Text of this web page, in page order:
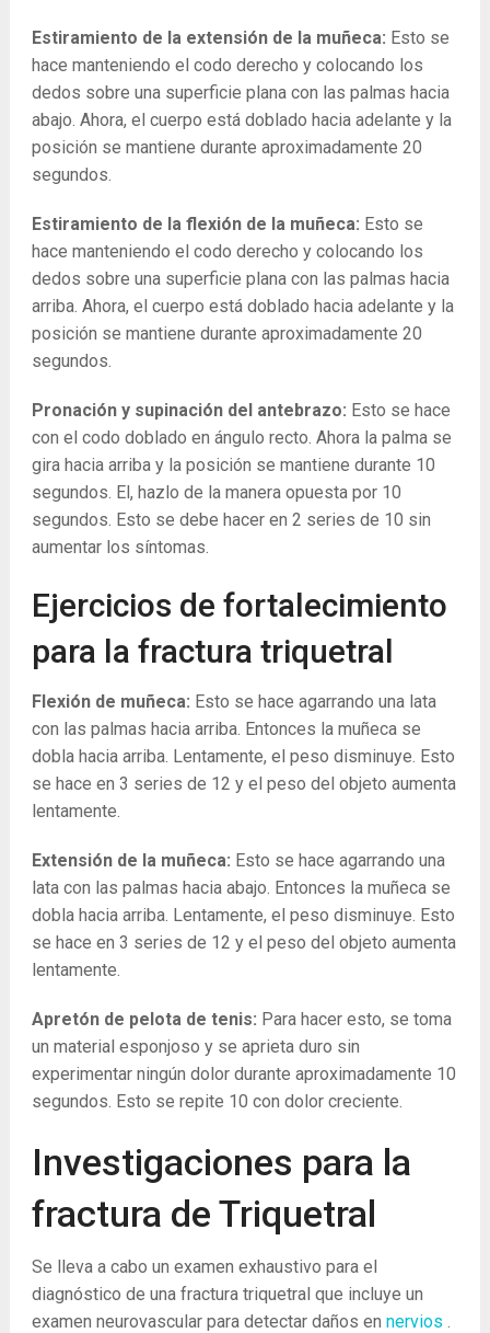
Estiramiento de la extensión de la muñeca: Esto se
hace manteniendo el codo derecho y colocando los
dedos sobre una superficie plana con las palmas hacia
abajo. Ahora, el cuerpo está doblado hacia adelante y la
posición se mantiene durante aproximadamente 20
segundos.
Estiramiento de la flexión de la muñeca: Esto se
hace manteniendo el codo derecho y colocando los
dedos sobre una superficie plana con las palmas hacia
arriba. Ahora, el cuerpo está doblado hacia adelante y la
posición se mantiene durante aproximadamente 20
segundos.
Pronación y supinación del antebrazo: Esto se hace
con el codo doblado en ángulo recto. Ahora la palma se
gira hacia arriba y la posición se mantiene durante 10
segundos. El, hazlo de la manera opuesta por 10
segundos. Esto se debe hacer en 2 series de 10 sin
aumentar los síntomas.
Ejercicios de fortalecimiento
para la fractura triquetral
Flexión de muñeca: Esto se hace agarrando una lata
con las palmas hacia arriba. Entonces la muñeca se
dobla hacia arriba. Lentamente, el peso disminuye. Esto
se hace en 3 series de 12 y el peso del objeto aumenta
lentamente.
Extensión de la muñeca: Esto se hace agarrando una
lata con las palmas hacia abajo. Entonces la muñeca se
dobla hacia arriba. Lentamente, el peso disminuye. Esto
se hace en 3 series de 12 y el peso del objeto aumenta
lentamente.
Apretón de pelota de tenis: Para hacer esto, se toma
un material esponjoso y se aprieta duro sin
experimentar ningún dolor durante aproximadamente 10
segundos. Esto se repite 10 con dolor creciente.
Investigaciones para la
fractura de Triquetral
Se lleva a cabo un examen exhaustivo para el
diagnóstico de una fractura triquetral que incluye un
examen neurovascular para detectar daños en nervios .